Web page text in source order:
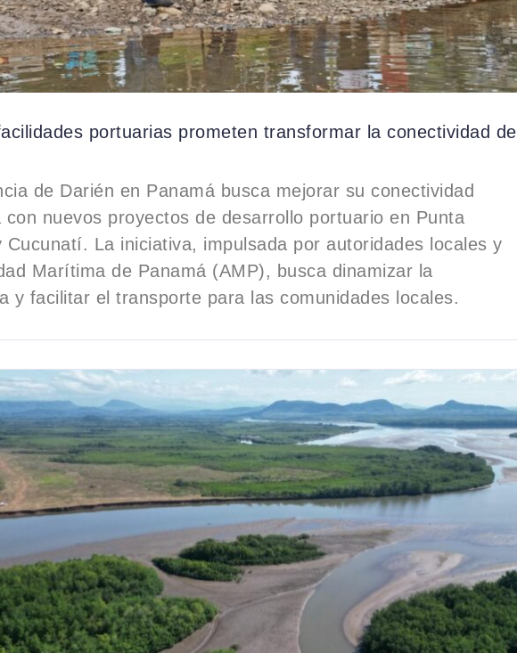
portuarias prometen transformar la conectividad de
de Darién en Panamá busca mejorar su conectividad
con nuevos proyectos de desarrollo portuario en Punta
Cucunatí. La iniciativa, impulsada por autoridades locales y
Marítima de Panamá (AMP), busca dinamizar la
y facilitar el transporte para las comunidades locales.